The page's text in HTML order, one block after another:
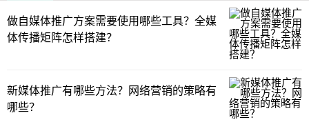
做自媒体推广方案需要使用哪些工具？全媒
体传播矩阵怎样搭建？
新媒体推广有哪些方法？网络营销的策略有
哪些？